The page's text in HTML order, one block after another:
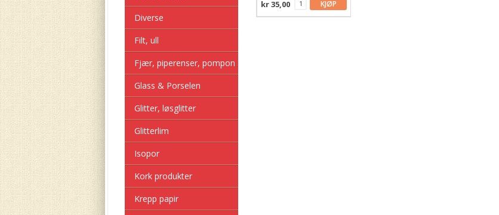
Diverse
Filt, ull
Fjær, piperenser, pompon
Glass & Porselen
Glitter, løsglitter
Glitterlim
Isopor
Kork produkter
Krepp papir
kr 35,00 KJØP